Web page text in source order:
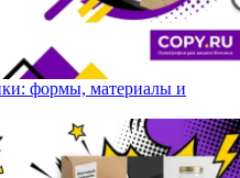
формы, материалы и